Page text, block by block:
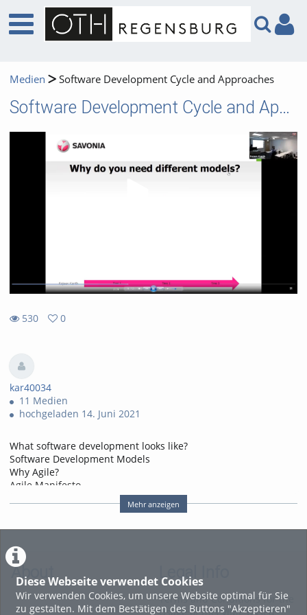
Diese Webseite verwendet Cookies
Wir verwenden Cookies, um unsere Website optimal für Sie
zu gestalten. Mit dem Bestätigen des Buttons "Akzeptieren"
Medien Software Development Cycle and Approaches
Software Development Cycle and Approaches
530
0
kar40034
11 Medien
hochgeladen 14. Juni 2021
What software development looks like?
Software Development Models
Why Agile?
Agile Manifesto
Benefits and challenges of Agile
When to use Agile and when not to?
Tags:
Mehr anzeigen
About Legal Info
Terms and Conditions for the
Usage of this ViMP based